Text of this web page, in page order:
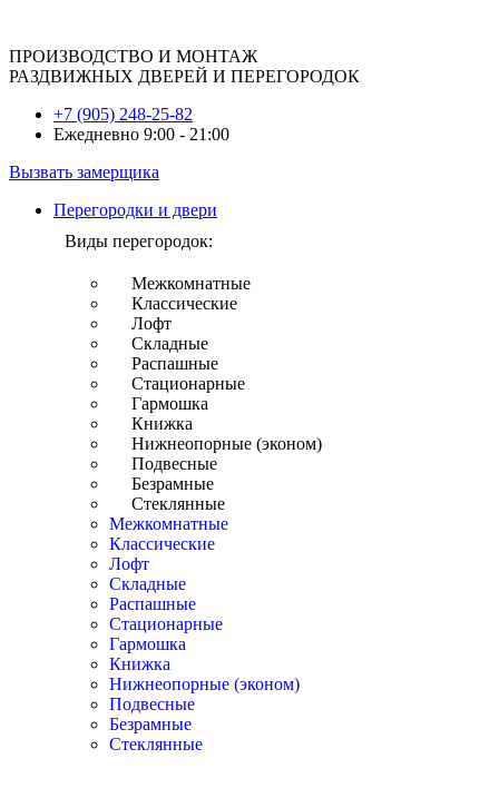
ПРОИЗВОДСТВО И МОНТАЖ
РАЗДВИЖНЫХ ДВЕРЕЙ И ПЕРЕГОРОДОК
+7 (905) 248-25-82
Ежедневно 9:00 - 21:00
Вызвать замерщика
Перегородки и двери
Виды перегородок:
Межкомнатные
Классические
Лофт
Складные
Распашные
Стационарные
Гармошка
Книжка
Нижнеопорные (эконом)
Подвесные
Безрамные
Стеклянные
Межкомнатные
Классические
Лофт
Складные
Распашные
Стационарные
Гармошка
Книжка
Нижнеопорные (эконом)
Подвесные
Безрамные
Стеклянные